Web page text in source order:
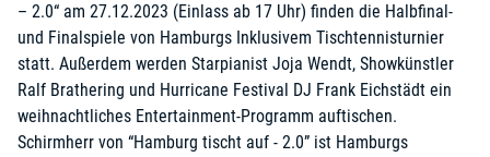
– 2.0“ am 27.12.2023 (Einlass ab 17 Uhr) finden die Halbfinal-
und Finalspiele von Hamburgs Inklusivem Tischtennisturnier
statt. Außerdem werden Starpianist Joja Wendt, Showkünstler
Ralf Brathering und Hurricane Festival DJ Frank Eichstädt ein
weihnachtliches Entertainment-Programm auftischen.
Schirmherr von “Hamburg tischt auf - 2.0” ist Hamburgs